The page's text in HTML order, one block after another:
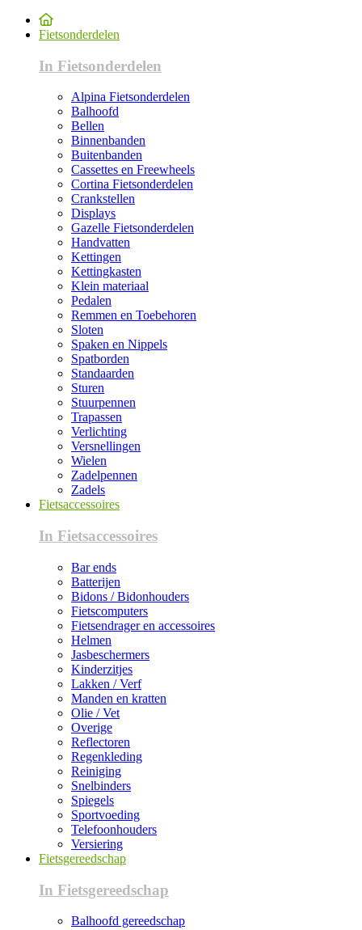
Fietsonderdelen
In Fietsonderdelen
Alpina Fietsonderdelen
Balhoofd
Bellen
Binnenbanden
Buitenbanden
Cassettes en Freewheels
Cortina Fietsonderdelen
Crankstellen
Displays
Gazelle Fietsonderdelen
Handvatten
Kettingen
Kettingkasten
Klein materiaal
Pedalen
Remmen en Toebehoren
Sloten
Spaken en Nippels
Spatborden
Standaarden
Sturen
Stuurpennen
Trapassen
Verlichting
Versnellingen
Wielen
Zadelpennen
Zadels
Fietsaccessoires
In Fietsaccessoires
Bar ends
Batterijen
Bidons / Bidonhouders
Fietscomputers
Fietsendrager en accessoires
Helmen
Jasbeschermers
Kinderzitjes
Lakken / Verf
Manden en kratten
Olie / Vet
Overige
Reflectoren
Regenkleding
Reiniging
Snelbinders
Spiegels
Sportvoeding
Telefoonhouders
Versiering
Fietsgereedschap
In Fietsgereedschap
Balhoofd gereedschap